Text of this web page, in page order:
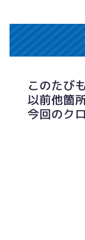
このたび
以前他箇
今回のク